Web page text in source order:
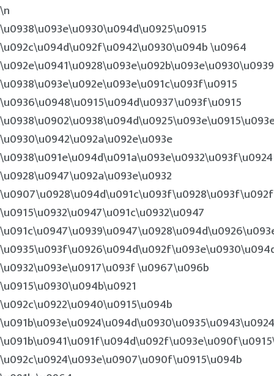
\n
\u0938\u093e\u0930\u094d\u0925\u0915
\u092c\u094d\u092f\u0942\u0930\u094b \u0964
\u0938\u093e\u092e\u093e\u091c\u093f\u0915
\u0936\u0948\u0915\u094d\u0937\u093f\u0915
\u0930\u0942\u092a\u092e\u093e
\u0938\u091e\u094d\u091a\u093e\u0932\u093f\u0924
\u0928\u0947\u092a\u093e\u0932
\u0915\u0932\u0947\u091c\u0932\u0947
\u0932\u093e\u0917\u093f \u0967\u096b
\u0915\u0930\u094b\u0921
\u092c\u0922\u0940\u0915\u094b
\u092c\u0924\u093e\u0907\u090f\u0915\u094b